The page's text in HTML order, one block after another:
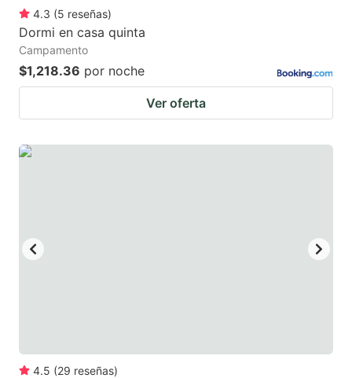
4.3 (5 reseñas)
Dormi en casa quinta
Campamento
$1,218.36 por noche
Ver oferta
4.5 (29 reseñas)